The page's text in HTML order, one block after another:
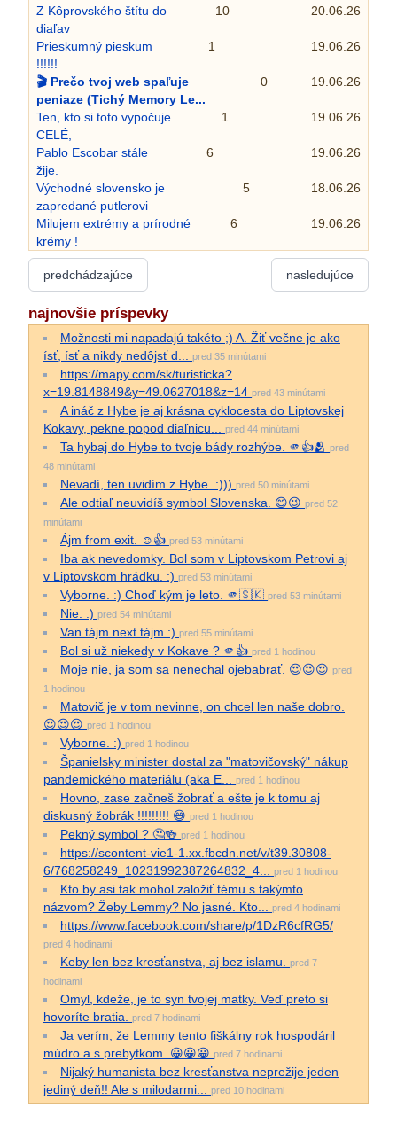
Z Kôprovského štítu do
diaľav
10 20.06.26
Prieskumný pieskum
!!!!!!
1 19.06.26
🎬 Prečo tvoj web spaľuje
peniaze (Tichý Memory Le...
0 19.06.26
Ten, kto si toto vypočuje
CELÉ,
1 19.06.26
Pablo Escobar stále
žije.
6 19.06.26
Východné slovensko je
zapredané putlerovi
5 18.06.26
Milujem extrémy a prírodné
krémy !
6 19.06.26
predchádzajúce nasledujúce
najnovšie príspevky
Možnosti mi napadajú takéto ;) A. Žiť večne je ako
ísť, ísť a nikdy nedôjsť d...
pred 35 minútami
https://mapy.com/sk/turisticka?
x=19.8148849&y=49.0627018&z=14 pred 43 minútami
A ináč z Hybe je aj krásna cyklocesta do Liptovskej
Kokavy, pekne popod diaľnicu...
pred 44 minútami
Ta hybaj do Hybe to tvoje bády rozhýbe. 🫵👍🫂 pred
48 minútami
Nevadí, ten uvidím z Hybe. :))) pred 50 minútami
Ale odtiaľ neuvidíš symbol Slovenska. 😄😉 pred 52
minútami
Ájm from exit. ☺️👍 pred 53 minútami
Iba ak nevedomky. Bol som v Liptovskom Petrovi aj
v Liptovskom hrádku. :) pred 53 minútami
Vyborne. :) Choď kým je leto. 🫵🇸🇰 pred 53 minútami
Nie. :) pred 54 minútami
Van tájm next tájm :) pred 55 minútami
Bol si už niekedy v Kokave ? 🫵👍 pred 1 hodinou
Moje nie, ja som sa nenechal ojebabrať. 😍😍😍 pred
1 hodinou
Matovič je v tom nevinne, on chcel len naše dobro.
😍😍😍 pred 1 hodinou
Vyborne. :) pred 1 hodinou
Španielsky minister dostal za "matovičovský" nákup
pandemického materiálu (aka E...
pred 1 hodinou
Hovno, zase začneš žobrať a ešte je k tomu aj
diskusný žobrák !!!!!!!!! 😄 pred 1 hodinou
Pekný symbol ? 🤔🍻 pred 1 hodinou
https://scontent-vie1-1.xx.fbcdn.net/v/t39.30808-
6/768258249_10231992387264832_4...
pred 1 hodinou
Kto by asi tak mohol založiť tému s takýmto
názvom? Žeby Lemmy? No jasné. Kto...
pred 4 hodinami
https://www.facebook.com/share/p/1DzR6cfRG5/
pred 4 hodinami
Keby len bez kresťanstva, aj bez islamu.
pred 7
hodinami
Omyl, kdeže, je to syn tvojej matky. Veď preto si
hovoríte bratia.
pred 7 hodinami
Ja verím, že Lemmy tento fiškálny rok hospodáril
múdro a s prebytkom. 😀😀😀 pred 7 hodinami
Nijaký humanista bez kresťanstva neprežije jeden
jediný deň!! Ale s milodarmi...
pred 10 hodinami